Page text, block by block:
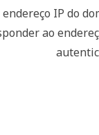
endereço IP do
ao